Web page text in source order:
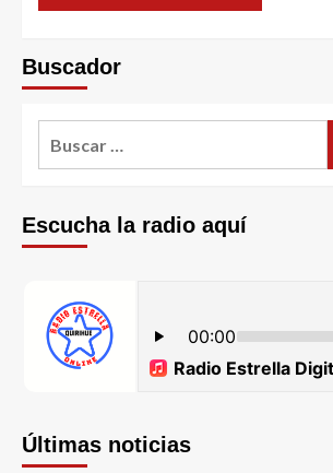
Buscador
Escucha la radio aquí
Últimas noticias